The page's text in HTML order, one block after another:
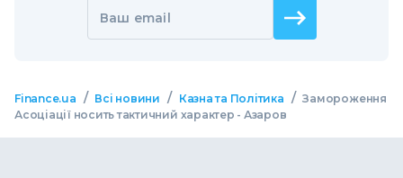
Ваш email
Finance.ua / Всі новини / Казна та Політика / Замороження
Асоціації носить тактичний характер - Азаров